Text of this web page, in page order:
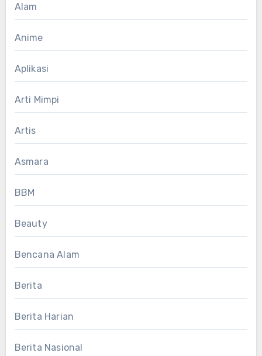
Alam
Anime
Aplikasi
Arti Mimpi
Artis
Asmara
BBM
Beauty
Bencana Alam
Berita
Berita Harian
Berita Nasional